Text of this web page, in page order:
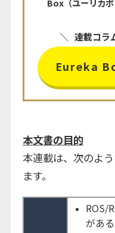
Box（ユーリカ
連載コラ
Eureka
本文書の目的
本連載は、次のよ
ます。
ROS/
があ